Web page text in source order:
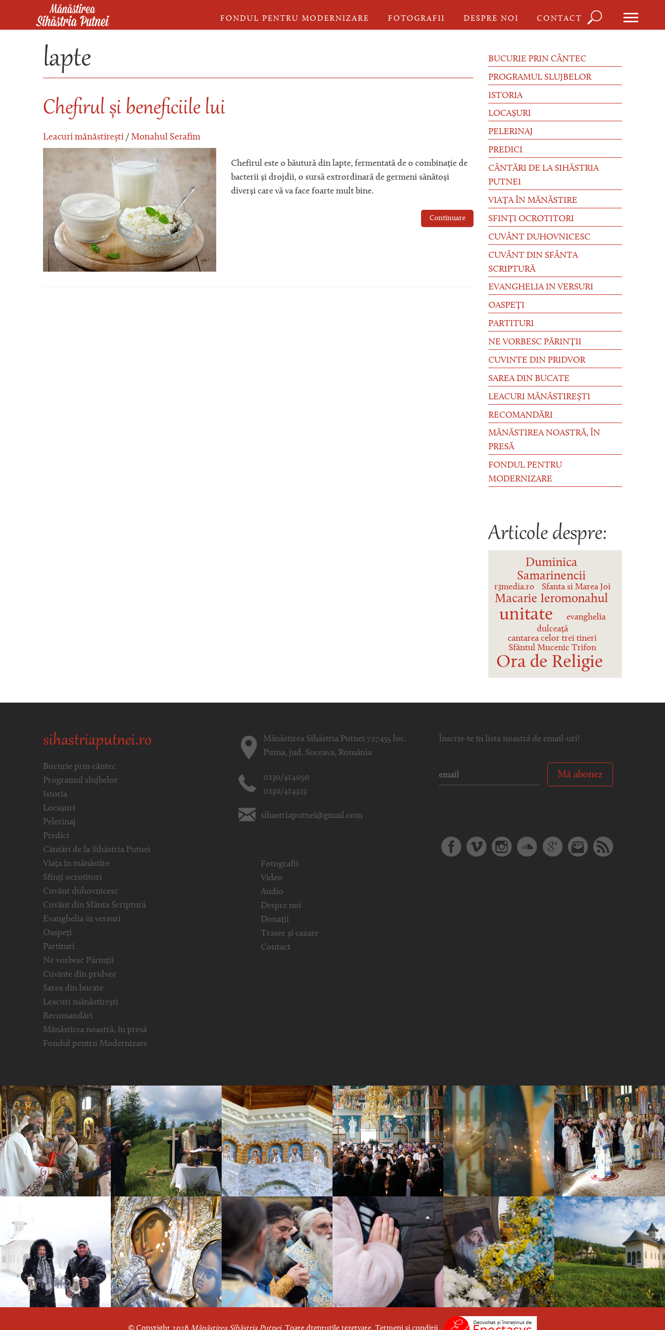
Mergi la conţinutul principal
FONDUL PENTRU MODERNIZARE FOTOGRAFII DESPRE NOI CONTACT
căutare
lapte
Chefirul și beneficiile lui
Leacuri mănăstirești / Monahul Serafim
Chefirul este o băutură din lapte, fermentată de o combinație de
bacterii și drojdii, o sursă extrordinară de germeni sănătoși
diverși care vă va face foarte mult bine.
Continuare
BUCURIE PRIN CÂNTEC
PROGRAMUL SLUJBELOR
ISTORIA
LOCAȘURI
PELERINAJ
PREDICI
CÂNTĂRI DE LA SIHĂSTRIA
PUTNEI
VIAȚA ÎN MĂNĂSTIRE
SFINȚI OCROTITORI
CUVÂNT DUHOVNICESC
CUVÂNT DIN SFÂNTA
SCRIPTURĂ
EVANGHELIA IN VERSURI
OASPEȚI
PARTITURI
NE VORBESC PĂRINȚII
CUVINTE DIN PRIDVOR
SAREA DIN BUCATE
LEACURI MĂNĂSTIREȘTI
RECOMANDĂRI
MĂNĂSTIREA NOASTRĂ, ÎN
PRESĂ
FONDUL PENTRU
MODERNIZARE
Articole despre:
Duminica
Samarinencii
r3media.ro Sfanta si Marea Joi
Macarie Ieromonahul
unitate
evanghelia
dulceață
cantarea celor trei tineri
Sfântul Mucenic Trifon
Ora de Religie
sihastriaputnei.ro
Bucurie prin cântec
Programul slujbelor
Istoria
Locașuri
Pelerinaj
Predici
Cântări de la Sihăstria Putnei
Viața în mănăstire
Sfinți ocrotitori
Cuvânt duhovnicesc
Cuvânt din Sfânta Scriptură
Evanghelia in versuri
Oaspeți
Partituri
Ne vorbesc Părinții
Cuvinte din pridvor
Sarea din bucate
Leacuri mănăstirești
Recomandări
Mănăstirea noastră, în presă
Fondul pentru Modernizare
Mănăstirea Sihăstria Putnei 727455 loc.
Putna, jud. Suceava, România
0230/414050
0230/414323
sihastriaputnei@gmail.com
Fotografii
Video
Audio
Despre noi
Donații
Trasee și cazare
Contact
Înscrie-te în lista noastră de email-uri!
Mă abonez
© Copyright 2026 Mănăstirea Sihăstria Putnei. Toate drepturile rezervate. Termeni și condiții